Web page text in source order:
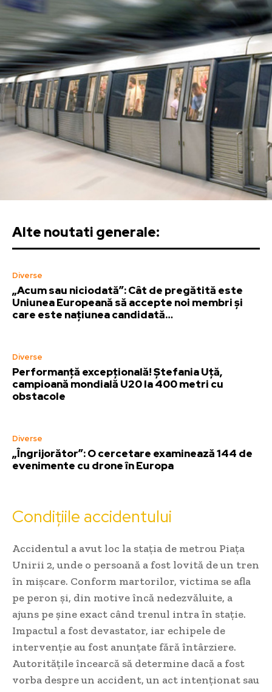
Alte noutati generale:
Diverse
„Acum sau niciodată”: Cât de pregătită este
Uniunea Europeană să accepte noi membri și
care este națiunea candidată…
Diverse
Performanță excepțională! Ștefania Uță,
campioană mondială U20 la 400 metri cu
obstacole
Diverse
„Îngrijorător”: O cercetare examinează 144 de
evenimente cu drone în Europa
Condițiile accidentului
Accidentul a avut loc la stația de metrou Piața
Unirii 2, unde o persoană a fost lovită de un tren
în mișcare. Conform martorilor, victima se afla
pe peron și, din motive încă nedezvăluite, a
ajuns pe șine exact când trenul intra în stație.
Impactul a fost devastator, iar echipele de
intervenție au fost anunțate fără întârziere.
Autoritățile încearcă să determine dacă a fost
vorba despre un accident, un act intenționat sau